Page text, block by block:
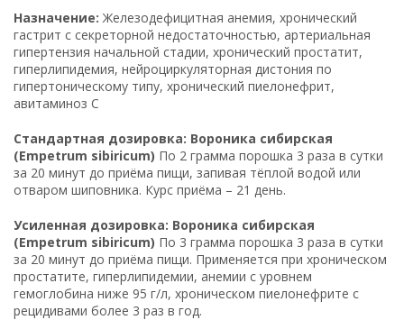
Назначение: Железодефицитная анемия, хронический
гастрит с секреторной недостаточностью, артериальная
гипертензия начальной стадии, хронический простатит,
гиперлипидемия, нейроциркуляторная дистония по
гипертоническому типу, хронический пиелонефрит,
авитаминоз C
Стандартная дозировка: Вороника сибирская
(Empetrum sibiricum) По 2 грамма порошка 3 раза в сутки
за 20 минут до приёма пищи, запивая тёплой водой или
отваром шиповника. Курс приёма – 21 день.
Усиленная дозировка: Вороника сибирская
(Empetrum sibiricum) По 3 грамма порошка 3 раза в сутки
за 20 минут до приёма пищи. Применяется при хроническом
простатите, гиперлипидемии, анемии с уровнем
гемоглобина ниже 95 г/л, хроническом пиелонефрите с
рецидивами более 3 раз в год.